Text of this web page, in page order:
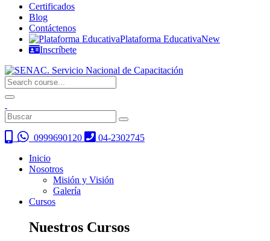
Certificados
Blog
Contáctenos
Plataforma EducativaNew
Inscríbete
0999690120
04-2302745
Inicio
Nosotros
Misión y Visión
Galería
Cursos
Nuestros Cursos